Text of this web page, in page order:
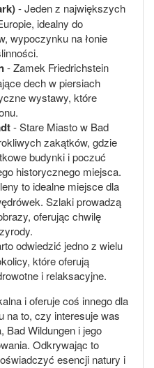
- Jeden z największych
idealny do
wypoczynku na łonie
- Zamek Friedrichstein
dech w piersiach
wystawy, które
- Stare Miasto w Bad
zakątków, gdzie
budynki i poczuć
historycznego miejsca.
to idealne miejsce dla
Szlaki prowadzą
oferując chwilę
odwiedzić jedno z wielu
które oferują
i relaksacyjne.
i oferuje coś innego dla
na to, czy interesuje was
Bad Wildungen i jego
Odkrywając to
esencji natury i